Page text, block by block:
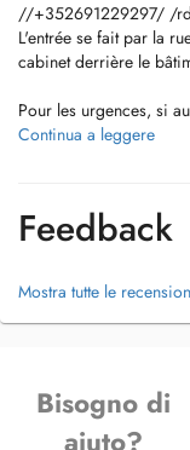
//+352691229297/ /
L'entrée se fait par la
cabinet derrière le
Pour les urgences, si
veuillez directement
globales, elle a
obtenu un Master en
Internationale de
en Angleterre où elle a
Généraliste et
Continua a leggere
Feedback
Mostra tutte le
Bisogno di
aiuto?